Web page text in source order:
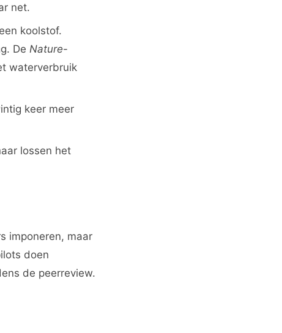
net.
koolstof.
De Nature-
waterverbruik
keer meer
lossen het
imponeren, maar
doen
de peerreview.